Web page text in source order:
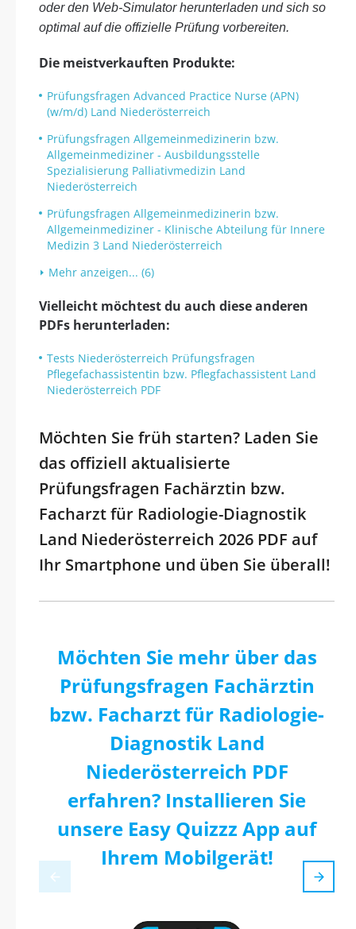
oder den Web-Simulator herunterladen und sich so
optimal auf die offizielle Prüfung vorbereiten.
Die meistverkauften Produkte:
Prüfungsfragen Advanced Practice Nurse (APN)
(w/m/d) Land Niederösterreich
Prüfungsfragen Allgemeinmedizinerin bzw.
Allgemeinmediziner - Ausbildungsstelle
Spezialisierung Palliativmedizin Land
Niederösterreich
Prüfungsfragen Allgemeinmedizinerin bzw.
Allgemeinmediziner - Klinische Abteilung für Innere
Medizin 3 Land Niederösterreich
Mehr anzeigen... (6)
Vielleicht möchtest du auch diese anderen
PDFs herunterladen:
Tests Niederösterreich Prüfungsfragen
Pflegefachassistentin bzw. Pflegfachassistent Land
Niederösterreich PDF
Möchten Sie früh starten? Laden Sie
das offiziell aktualisierte
Prüfungsfragen Fachärztin bzw.
Facharzt für Radiologie-Diagnostik
Land Niederösterreich 2026 PDF auf
Ihr Smartphone und üben Sie überall!
Möchten Sie mehr über das
Prüfungsfragen Fachärztin
bzw. Facharzt für Radiologie-
Diagnostik Land
Niederösterreich PDF
erfahren? Installieren Sie
unsere Easy Quizzz App auf
Ihrem Mobilgerät!